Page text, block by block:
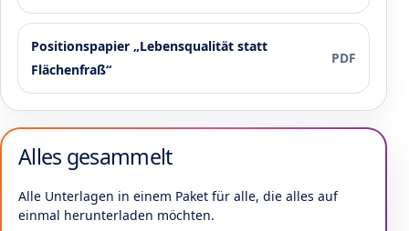
Positionspapier „Lebensqualität statt
Flächenfraß“
PDF
Alles gesammelt
Alle Unterlagen in einem Paket für alle, die alles auf
einmal herunterladen möchten.